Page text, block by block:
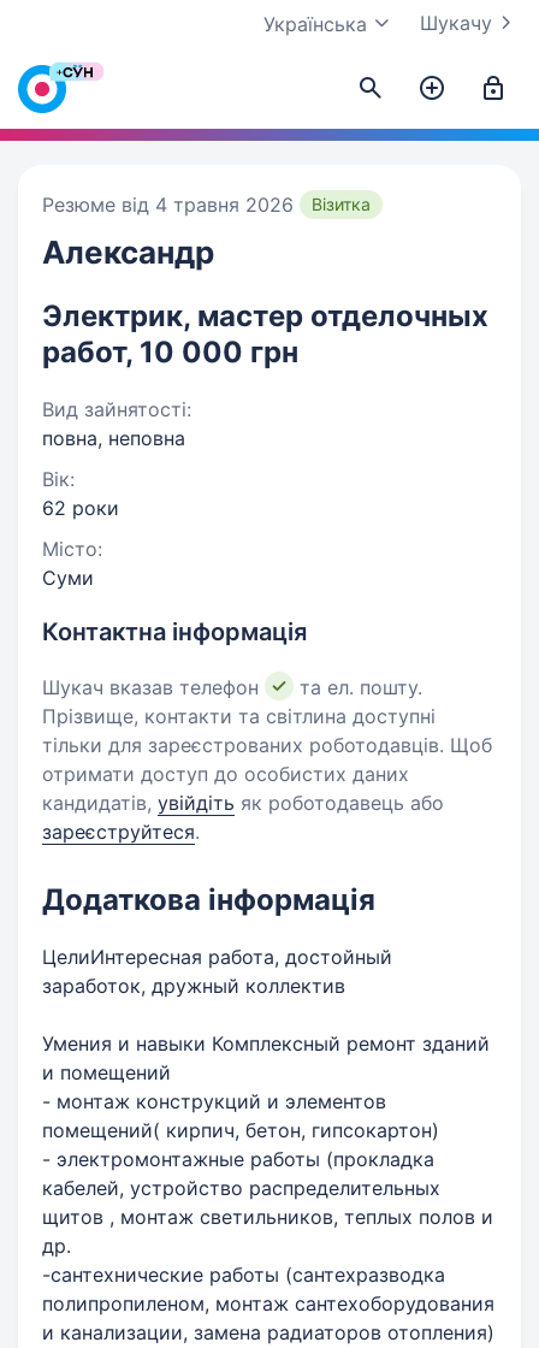
Шукачу
Українська
Резюме від 4 травня 2026 Візитка
Александр
Электрик, мастер отделочных
работ, 10 000 грн
Вид зайнятості:
повна, неповна
Вік:
62 роки
Місто:
Суми
Контактна інформація
Шукач вказав телефон
та ел. пошту.
Прізвище, контакти та світлина доступні
тільки для зареєстрованих роботодавців. Щоб
отримати доступ до особистих даних
кандидатів, увійдіть як роботодавець або
зареєструйтеся.
Додаткова інформація
ЦелиИнтересная работа, достойный
заработок, дружный коллектив
Умения и навыки Комплексный ремонт зданий
и помещений
- монтаж конструкций и элементов
помещений( кирпич, бетон, гипсокартон)
- электромонтажные работы (прокладка
кабелей, устройство распределительных
щитов , монтаж светильников, теплых полов и
др.
-сантехнические работы (сантехразводка
полипропиленом, монтаж сантехоборудования
и канализации, замена радиаторов отопления)